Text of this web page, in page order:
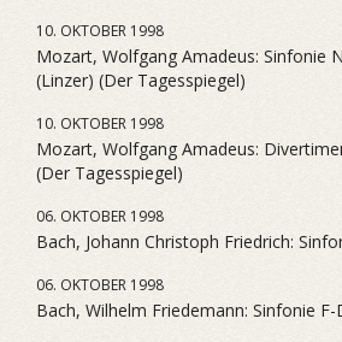
10. OKTOBER 1998
Mozart, Wolfgang Amadeus: Sinfonie
(Linzer) (Der Tagesspiegel)
10. OKTOBER 1998
Mozart, Wolfgang Amadeus:
(Der Tagesspiegel)
06. OKTOBER 1998
Bach, Johann Christoph Friedrich:
06. OKTOBER 1998
Bach, Wilhelm Friedemann: Sinfonie